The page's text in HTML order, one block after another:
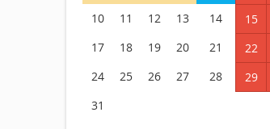
10
11 12 13 14 15
17
18 19 20 21 22
24
25 26 27 28 29
31